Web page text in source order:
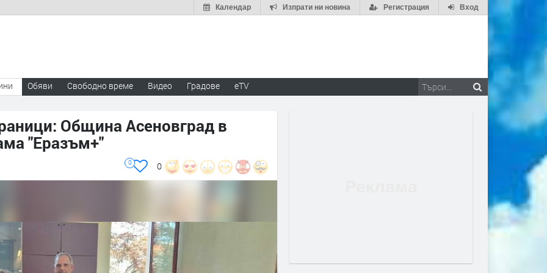
Вход
Регистрация
Изпрати ни новина
Календар
Обяви Свободно време Видео Градове eTV
Община Асеновград в
"Еразъм+"
0
0